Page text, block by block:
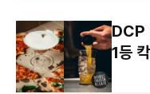
DCP
1등